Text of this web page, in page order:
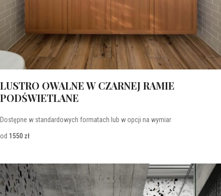
LUSTRO OWALNE W CZARNEJ RAMIE
PODŚWIETLANE
Dostępne w standardowych formatach lub w opcji na wymiar
od 1550 zł